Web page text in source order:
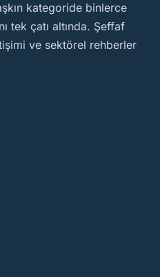
kategoride binlerce
tek çatı altında. Şeffaf
ve sektörel rehberler